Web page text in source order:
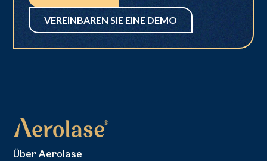
VEREINBAREN SIE EINE DEMO
Über Aerolase